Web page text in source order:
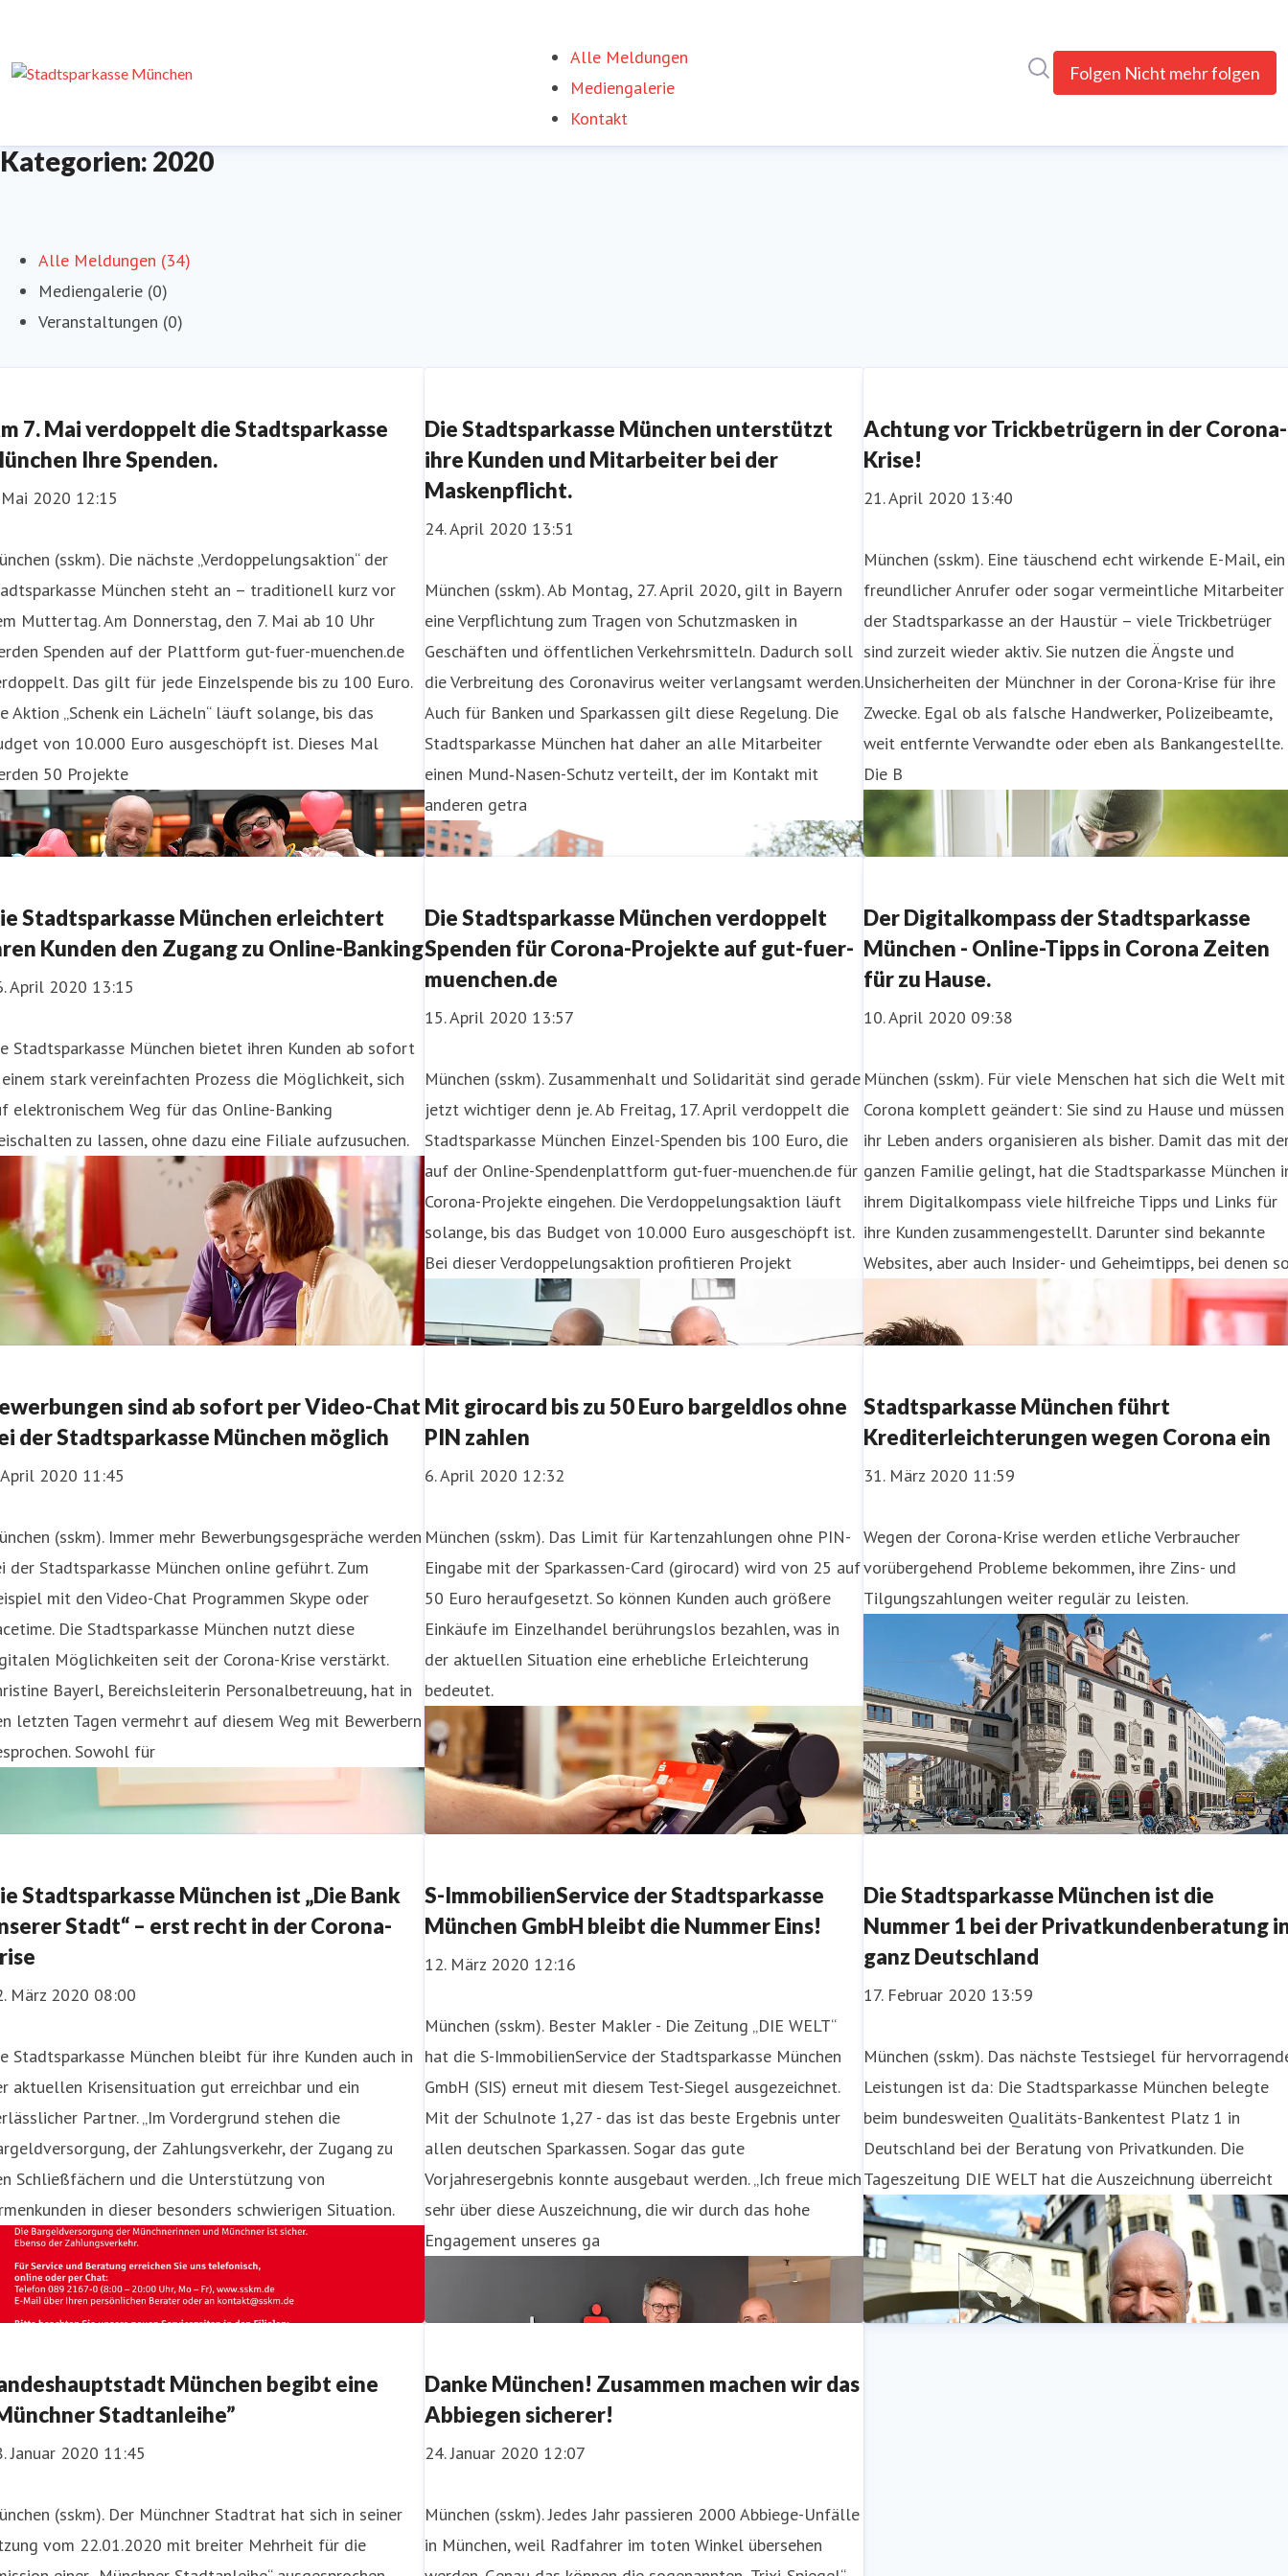
Alle Meldungen
Mediengalerie
Kontakt
Folgen Nicht mehr folgen
Kategorien: 2020
Alle Meldungen (34)
Mediengalerie (0)
Veranstaltungen (0)
7. Mai verdoppelt die Stadtsparkasse
Ihre Spenden.
2020 12:15
(sskm). Die nächste „Verdoppelungsaktion“ der
München steht an – traditionell kurz vor
Muttertag. Am Donnerstag, den 7. Mai ab 10 Uhr
Spenden auf der Plattform gut-fuer-muenchen.de
Das gilt für jede Einzelspende bis zu 100 Euro.
Aktion „Schenk ein Lächeln“ läuft solange, bis das
von 10.000 Euro ausgeschöpft ist. Dieses Mal
50 Projekte
Die Stadtsparkasse München unterstützt
ihre Kunden und Mitarbeiter bei der
Maskenpflicht.
24. April 2020 13:51
München (sskm). Ab Montag, 27. April 2020, gilt in Bayern
eine Verpflichtung zum Tragen von Schutzmasken in
Geschäften und öffentlichen Verkehrsmitteln. Dadurch soll
die Verbreitung des Coronavirus weiter verlangsamt werden.
Auch für Banken und Sparkassen gilt diese Regelung. Die
Stadtsparkasse München hat daher an alle Mitarbeiter
einen Mund‑Nasen-Schutz verteilt, der im Kontakt mit
anderen getra
Achtung vor Trickbetrügern in der Corona-
Krise!
21. April 2020 13:40
München (sskm). Eine täuschend echt wirkende E-Mail, ein
freundlicher Anrufer oder sogar vermeintliche Mitarbeiter
der Stadtsparkasse an der Haustür – viele Trickbetrüger
sind zurzeit wieder aktiv. Sie nutzen die Ängste und
Unsicherheiten der Münchner in der Corona-Krise für ihre
Zwecke. Egal ob als falsche Handwerker, Polizeibeamte,
weit entfernte Verwandte oder eben als Bankangestellte.
Die B
Stadtsparkasse München erleichtert
Kunden den Zugang zu Online-Banking
April 2020 13:15
Stadtsparkasse München bietet ihren Kunden ab sofort
stark vereinfachten Prozess die Möglichkeit, sich
elektronischem Weg für das Online-Banking
zu lassen, ohne dazu eine Filiale aufzusuchen.
Die Stadtsparkasse München verdoppelt
Spenden für Corona-Projekte auf gut-fuer-
muenchen.de
15. April 2020 13:57
München (sskm). Zusammenhalt und Solidarität sind gerade
jetzt wichtiger denn je. Ab Freitag, 17. April verdoppelt die
Stadtsparkasse München Einzel-Spenden bis 100 Euro, die
auf der Online-Spendenplattform gut-fuer-muenchen.de für
Corona-Projekte eingehen. Die Verdoppelungsaktion läuft
solange, bis das Budget von 10.000 Euro ausgeschöpft ist.
Bei dieser Verdoppelungsaktion profitieren Projekt
Der Digitalkompass der Stadtsparkasse
München - Online-Tipps in Corona Zeiten
für zu Hause.
10. April 2020 09:38
München (sskm). Für viele Menschen hat sich die Welt mit
Corona komplett geändert: Sie sind zu Hause und müssen
ihr Leben anders organisieren als bisher. Damit das mit
ganzen Familie gelingt, hat die Stadtsparkasse München
ihrem Digitalkompass viele hilfreiche Tipps und Links für
ihre Kunden zusammengestellt. Darunter sind bekannte
Websites, aber auch Insider- und Geheimtipps, bei denen
sind ab sofort per Video-Chat
der Stadtsparkasse München möglich
2020 11:45
(sskm). Immer mehr Bewerbungsgespräche werden
der Stadtsparkasse München online geführt. Zum
mit den Video-Chat Programmen Skype oder
Die Stadtsparkasse München nutzt diese
Möglichkeiten seit der Corona-Krise verstärkt.
Bayerl, Bereichsleiterin Personalbetreuung, hat in
letzten Tagen vermehrt auf diesem Weg mit Bewerbern
Sowohl für
Mit girocard bis zu 50 Euro bargeldlos ohne
PIN zahlen
6. April 2020 12:32
München (sskm). Das Limit für Kartenzahlungen ohne PIN-
Eingabe mit der Sparkassen-Card (girocard) wird von 25 auf
50 Euro heraufgesetzt. So können Kunden auch größere
Einkäufe im Einzelhandel berührungslos bezahlen, was in
der aktuellen Situation eine erhebliche Erleichterung
bedeutet.
Stadtsparkasse München führt
Krediterleichterungen wegen Corona ein
31. März 2020 11:59
Wegen der Corona-Krise werden etliche Verbraucher
vorübergehend Probleme bekommen, ihre Zins- und
Tilgungszahlungen weiter regulär zu leisten.
Stadtsparkasse München ist „Die Bank
Stadt“ – erst recht in der Corona-
März 2020 08:00
Stadtsparkasse München bleibt für ihre Kunden auch in
aktuellen Krisensituation gut erreichbar und ein
Partner. „Im Vordergrund stehen die
der Zahlungsverkehr, der Zugang zu
Schließfächern und die Unterstützung von
in dieser besonders schwierigen Situation.
S-ImmobilienService der Stadtsparkasse
München GmbH bleibt die Nummer Eins!
12. März 2020 12:16
München (sskm). Bester Makler - Die Zeitung „DIE WELT“
hat die S-ImmobilienService der Stadtsparkasse München
GmbH (SIS) erneut mit diesem Test-Siegel ausgezeichnet.
Mit der Schulnote 1,27 - das ist das beste Ergebnis unter
allen deutschen Sparkassen. Sogar das gute
Vorjahresergebnis konnte ausgebaut werden. „Ich freue mich
sehr über diese Auszeichnung, die wir durch das hohe
Engagement unseres ga
Die Stadtsparkasse München ist die
Nummer 1 bei der Privatkundenberatung
ganz Deutschland
17. Februar 2020 13:59
München (sskm). Das nächste Testsiegel für
Leistungen ist da: Die Stadtsparkasse München belegte
beim bundesweiten Qualitäts-Bankentest Platz 1 in
Deutschland bei der Beratung von Privatkunden. Die
Tageszeitung DIE WELT hat die Auszeichnung überreicht
München begibt eine
Stadtanleihe”
Januar 2020 11:45
(sskm). Der Münchner Stadtrat hat sich in seiner
vom 22.01.2020 mit breiter Mehrheit für die
Danke München! Zusammen machen wir das
Abbiegen sicherer!
24. Januar 2020 12:07
München (sskm). Jedes Jahr passieren 2000 Abbiege-Unfälle
in München, weil Radfahrer im toten Winkel übersehen